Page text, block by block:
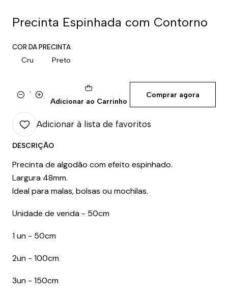
Precinta Espinhada com Contorno
COR DA PRECINTA
Cru Preto
QuantidadeAdicionar ao Carrinho
Comprar agora
Adicionar à lista de favoritos
DESCRIÇÃO
Precinta de algodão com efeito espinhado.
Largura 48mm.
Ideal para malas, bolsas ou mochilas.
Unidade de venda - 50cm
1 un - 50cm
2un - 100cm
3un - 150cm